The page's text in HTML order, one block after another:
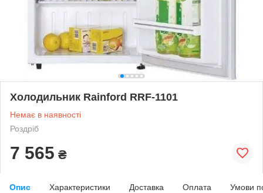
Холодильник Rainford RRF-1101
Немає в наявності
Роздріб
7 565 ₴
Опис Характеристики Доставка Оплата Умови